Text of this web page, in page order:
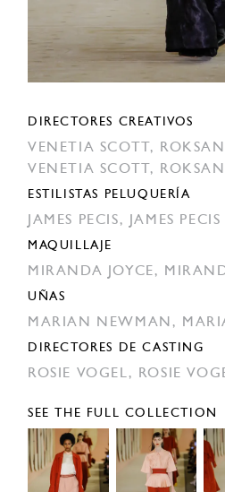
DIRECTORES CREATIVOS
VENETIA SCOTT,
VENETIA SCOTT,
ESTILISTAS PELUQUERÍA
JAMES PECIS, JAMES PECIS
MAQUILLAJE
MIRANDA JOYCE,
UÑAS
MARIAN NEWMAN,
DIRECTORES DE CASTING
ROSIE VOGEL, ROSIE
SEE THE FULL COLLECTION